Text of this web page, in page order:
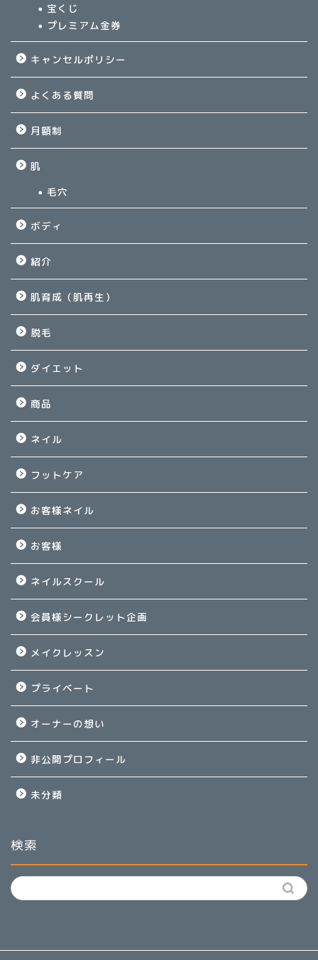
宝くじ
プレミアム金券
キャンセルポリシー
よくある質問
月額制
肌
毛穴
ボディ
紹介
肌育成（肌再生）
脱毛
ダイエット
商品
ネイル
フットケア
お客様ネイル
お客様
ネイルスクール
会員様シークレット企画
メイクレッスン
プライベート
オーナーの想い
非公開プロフィール
未分類
検索